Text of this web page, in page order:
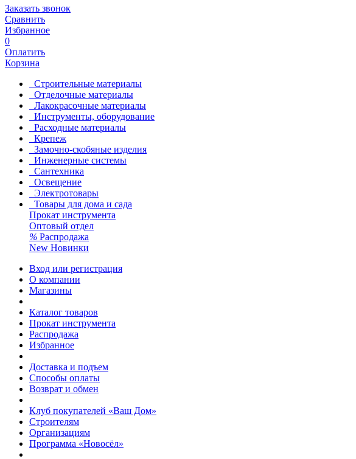
Заказать звонок
Сравнить
Избранное
0
Оплатить
Корзина
Строительные материалы
Отделочные материалы
Лакокрасочные материалы
Инструменты, оборудование
Расходные материалы
Крепеж
Замочно-скобяные изделия
Инженерные системы
Сантехника
Освещение
Электротовары
Товары для дома и сада
Прокат инструмента
Оптовый отдел
% Распродажа
New Новинки
Вход или регистрация
О компании
Магазины
Каталог товаров
Прокат инструмента
Распродажа
Избранное
Доставка и подъем
Способы оплаты
Возврат и обмен
Клуб покупателей «Ваш Дом»
Строителям
Организациям
Программа «Новосёл»